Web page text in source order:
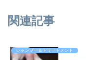
関連記事
シャンプー＆トリートメント